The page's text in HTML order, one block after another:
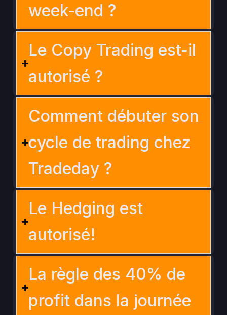
week-end ?
Le Copy Trading est-il
autorisé ?
Comment débuter son
cycle de trading chez
Tradeday ?
Le Hedging est
autorisé!
La règle des 40% de
profit dans la journée